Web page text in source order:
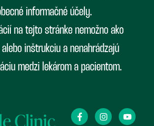
informačné účely.
na tejto stránke nemožno ako
inštrukciu a nenahrádzajú
medzi lekárom a pacientom.